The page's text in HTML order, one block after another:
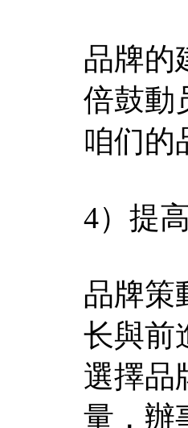
品牌的
倍鼓動
咱们的
4）提
品牌策
长與前
選擇品
量，辦